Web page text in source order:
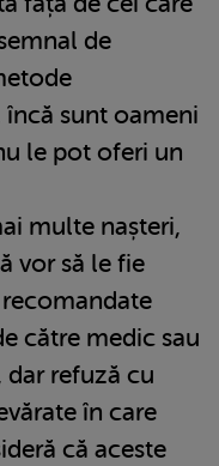
de
sunt oameni
le pot oferi un
multe nașteri,
vor să le fie
către medic sau
refuză cu
în care
că aceste